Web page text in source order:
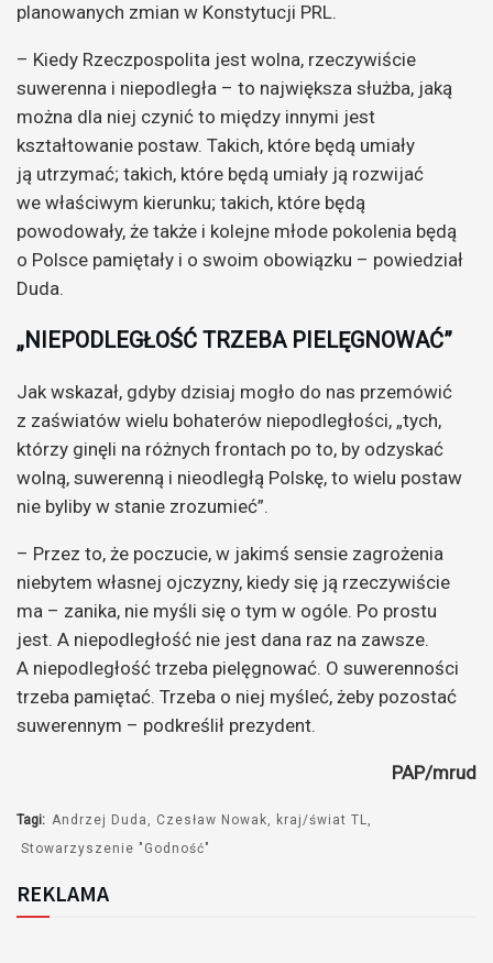
planowanych zmian w Konstytucji PRL.
– Kiedy Rzeczpospolita jest wolna, rzeczywiście
suwerenna i niepodległa – to największa służba, jaką
można dla niej czynić to między innymi jest
kształtowanie postaw. Takich, które będą umiały
ją utrzymać; takich, które będą umiały ją rozwijać
we właściwym kierunku; takich, które będą
powodowały, że także i kolejne młode pokolenia będą
o Polsce pamiętały i o swoim obowiązku – powiedział
Duda.
„NIEPODLEGŁOŚĆ TRZEBA PIELĘGNOWAĆ”
Jak wskazał, gdyby dzisiaj mogło do nas przemówić
z zaświatów wielu bohaterów niepodległości, „tych,
którzy ginęli na różnych frontach po to, by odzyskać
wolną, suwerenną i nieodległą Polskę, to wielu postaw
nie byliby w stanie zrozumieć”.
– Przez to, że poczucie, w jakimś sensie zagrożenia
niebytem własnej ojczyzny, kiedy się ją rzeczywiście
ma – zanika, nie myśli się o tym w ogóle. Po prostu
jest. A niepodległość nie jest dana raz na zawsze.
A niepodległość trzeba pielęgnować. O suwerenności
trzeba pamiętać. Trzeba o niej myśleć, żeby pozostać
suwerennym – podkreślił prezydent.
PAP/mrud
Tagi: Andrzej Duda Czesław Nowak
kraj/świat TL
Stowarzyszenie "Godność"
REKLAMA